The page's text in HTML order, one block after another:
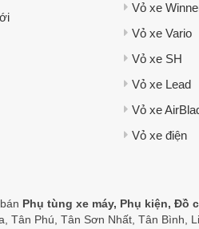
Vỏ xe
Vỏ xe Vario
Vỏ xe SH
Vỏ xe Lead
Vỏ xe
Vỏ xe điện
Phụ tùng xe máy, Phụ kiện, Đồ
Tân Phú, Tân Sơn Nhất, Tân Bình,